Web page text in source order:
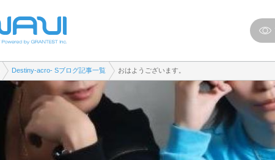
Destiny-acro- Sブログ記事一覧 おはようございます。